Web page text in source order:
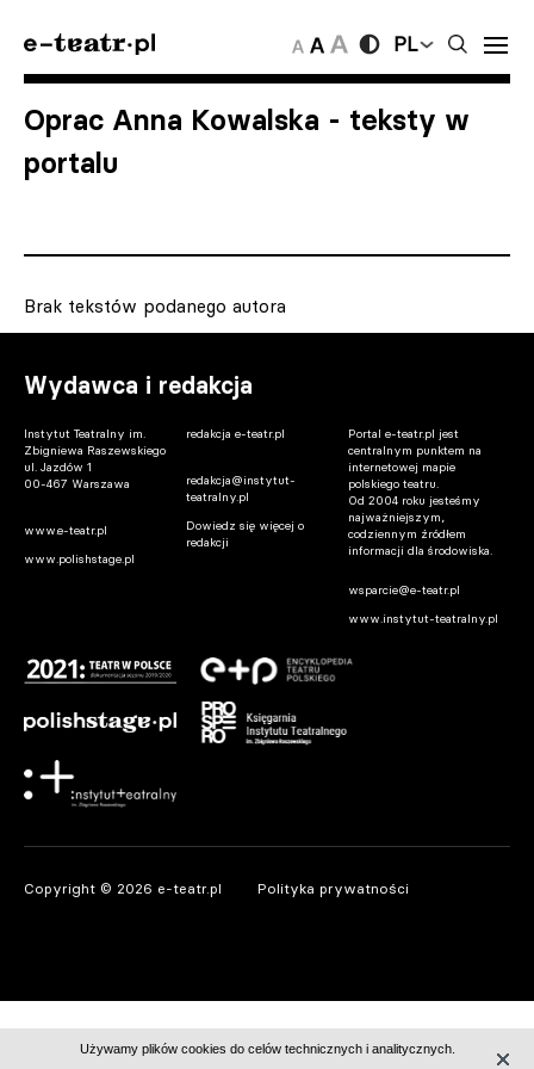
PL
Oprac Anna Kowalska - teksty w
portalu
Brak tekstów podanego autora
Wydawca i redakcja
Instytut Teatralny im.
Zbigniewa Raszewskiego
ul. Jazdów 1
00-467 Warszawa
www.e-teatr.pl
www.polishstage.pl
redakcja e-teatr.pl
redakcja@instytut-
teatralny.pl
Dowiedz się więcej o
redakcji
Portal e-teatr.pl jest
centralnym punktem na
internetowej mapie
polskiego teatru.
Od 2004 roku jesteśmy
najważniejszym,
codziennym źródłem
informacji dla środowiska.
wsparcie@e-teatr.pl
www.instytut-teatralny.pl
Copyright © 2026 e-teatr.pl Polityka prywatności
Używamy plików cookies do celów technicznych i analitycznych.